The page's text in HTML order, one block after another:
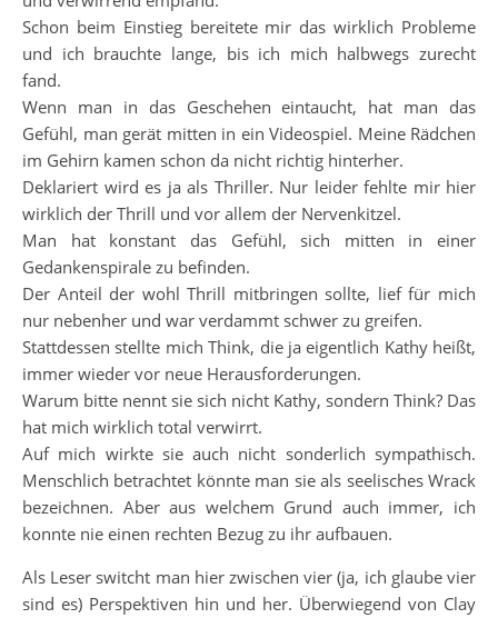
Schon beim Einstieg bereitete mir das wirklich Probleme
und ich brauchte lange, bis ich mich halbwegs zurecht
fand.
Wenn man in das Geschehen eintaucht, hat man das
Gefühl, man gerät mitten in ein Videospiel. Meine Rädchen
im Gehirn kamen schon da nicht richtig hinterher.
Deklariert wird es ja als Thriller. Nur leider fehlte mir hier
wirklich der Thrill und vor allem der Nervenkitzel.
Man hat konstant das Gefühl, sich mitten in einer
Gedankenspirale zu befinden.
Der Anteil der wohl Thrill mitbringen sollte, lief für mich
nur nebenher und war verdammt schwer zu greifen.
Stattdessen stellte mich Think, die ja eigentlich Kathy heißt,
immer wieder vor neue Herausforderungen.
Warum bitte nennt sie sich nicht Kathy, sondern Think? Das
hat mich wirklich total verwirrt.
Auf mich wirkte sie auch nicht sonderlich sympathisch.
Menschlich betrachtet könnte man sie als seelisches Wrack
bezeichnen. Aber aus welchem Grund auch immer, ich
konnte nie einen rechten Bezug zu ihr aufbauen.
Als Leser switcht man hier zwischen vier (ja, ich glaube vier
sind es) Perspektiven hin und her. Überwiegend von Clay